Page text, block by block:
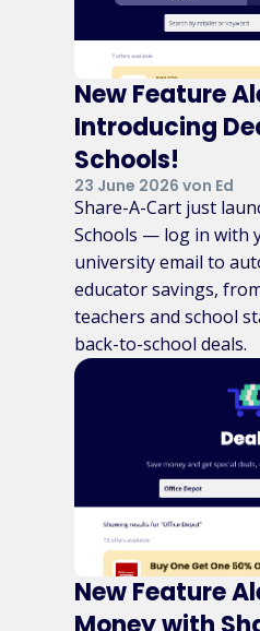
New Feature
Introducing
Schools!
23 June 2026 von Ed
Share-A-Cart just
Schools — log in with
university email to
educator savings,
teachers and school
back-to-school deals.
New Feature